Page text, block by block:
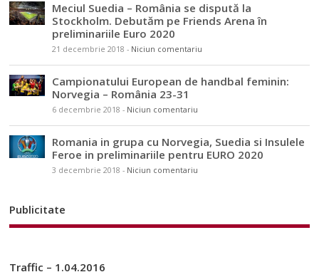
Meciul Suedia – România se dispută la
Stockholm. Debutăm pe Friends Arena în
preliminariile Euro 2020
21 decembrie 2018 - Niciun comentariu
Campionatului European de handbal feminin:
Norvegia – România 23-31
6 decembrie 2018 - Niciun comentariu
Romania in grupa cu Norvegia, Suedia si Insulele
Feroe in preliminariile pentru EURO 2020
3 decembrie 2018 - Niciun comentariu
Publicitate
Traffic – 1.04.2016